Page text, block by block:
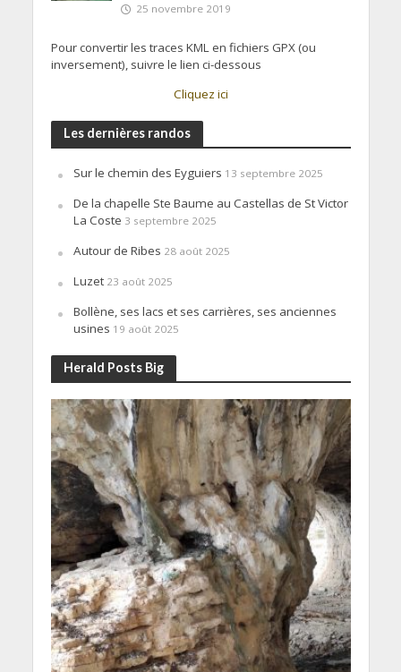
25 novembre 2019
Pour convertir les traces KML en fichiers GPX (ou
inversement), suivre le lien ci-dessous
Cliquez ici
Les dernières randos
Sur le chemin des Eyguiers 13 septembre 2025
De la chapelle Ste Baume au Castellas de St Victor
La Coste 3 septembre 2025
Autour de Ribes 28 août 2025
Luzet 23 août 2025
Bollène, ses lacs et ses carrières, ses anciennes
usines 19 août 2025
Herald Posts Big